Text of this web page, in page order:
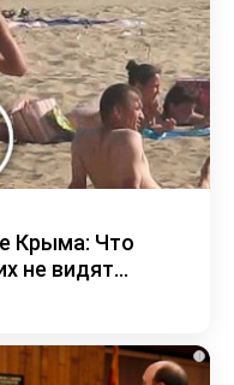
Крыма: Что
не видят...
i